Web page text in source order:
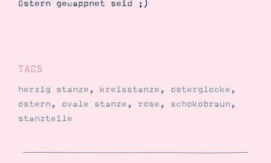
Ostern gewappnet seid ;)
TAGS
herzig stanze, kreisstanze, osterglocke,
ostern, ovale stanze, rose, schokobraun,
stanzteile